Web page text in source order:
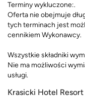
Terminy wykluczone:.
Oferta nie obejmuje
tych terminach jest
cennikiem Wykonawcy.
Wszystkie składniki
Nie ma możliwości
usługi.
Krasicki Hotel